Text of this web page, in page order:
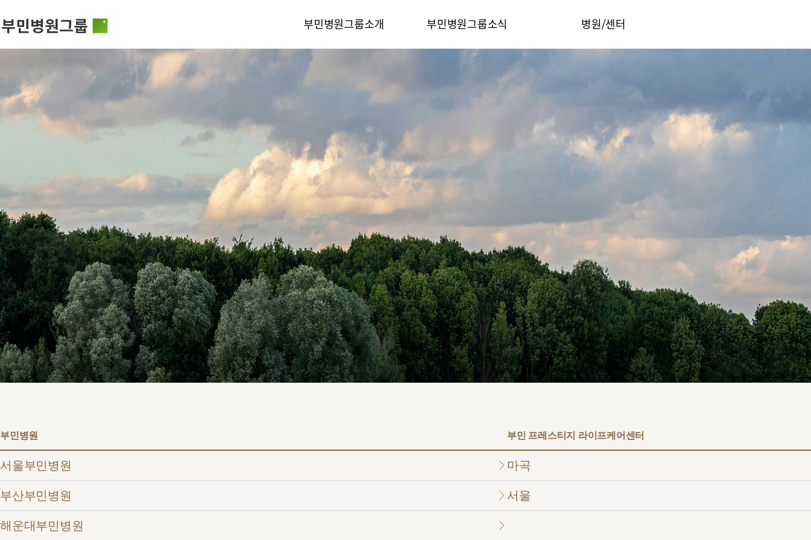
부민병원그룹소개
비전과 핵심가치
부민스토리
이사장소개
HSS 글로벌 얼라이언스
연혁
조직도
오시는길
의료진 소개
외래진료 안내
부민병원그룹소식
후원안내
언론보도
입찰공고
공고
매거진:BLOG
부민병원 40주년 역사관
병원/센터
해운대부민병원
구포부민병원
부민 프레스티지 라이프케어센터 마곡
부민병원
서울부민병원
부산부민병원
해운대부민병원
부민 프레스티지 라이프케어센터
마곡
서울
전체메뉴
부민병원그룹소개 비전과 핵심가치 부민스토리
HI
HSS 글로벌 얼라이언스
연혁 조직도
오시는길
의료진 소개
외래진료 안내
부민병원그룹소식 사회공헌 후원안내 언론보도
건강토크
입찰공고
공고 매거진:BLOG 부민병원 40주년 역사관
병원/센터 서울부민병원 부산부민병원 해운대부민병원
구포부민병원
부민 프레스티지
라이프케어센터 마곡